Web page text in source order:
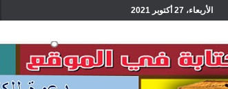
الأربعاء، 27 أكتوبر 2021